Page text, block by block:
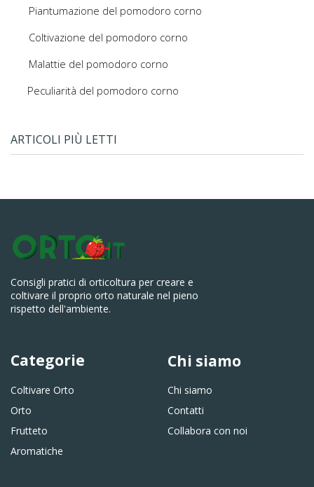
Piantumazione del pomodoro corno
Coltivazione del pomodoro corno
Malattie del pomodoro corno
Peculiarità del pomodoro corno
ARTICOLI PIÙ LETTI
Consigli pratici di orticoltura per creare e
coltivare il proprio orto naturale nel pieno
rispetto dell'ambiente.
Categorie
Coltivare Orto
Orto
Frutteto
Aromatiche
Chi siamo
Chi siamo
Contatti
Collabora con noi